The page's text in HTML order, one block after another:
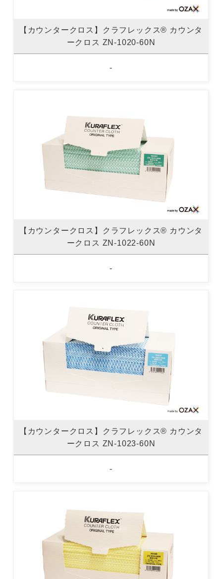
【カウンタークロス】クラフレックス® カウンタ
ークロス ZN-1020-60N
-
【カウンタークロス】クラフレックス® カウンタ
ークロス ZN-1022-60N
-
【カウンタークロス】クラフレックス® カウンタ
ークロス ZN-1023-60N
-